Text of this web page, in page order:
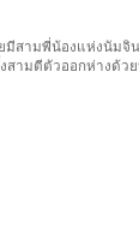
ามพี่น้องแห่งนัมจิ
มตีตัวออกห่างด้